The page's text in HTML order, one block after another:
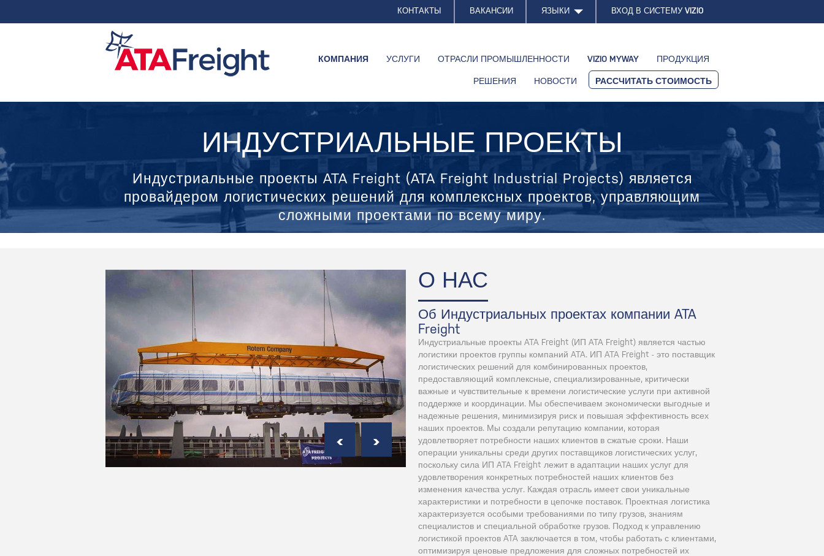
КОНТАКТЫ ВАКАНСИИ ЯЗЫКИ ВХОД В СИСТЕМУ VIZIO
КОМПАНИЯ УСЛУГИ ОТРАСЛИ ПРОМЫШЛЕННОСТИ VIZIO MYWAY ПРОДУКЦИЯ
РЕШЕНИЯ НОВОСТИ РАССЧИТАТЬ СТОИМОСТЬ
ИНДУСТРИАЛЬНЫЕ ПРОЕКТЫ
Индустриальные проекты ATA Freight (ATA Freight Industrial Projects) является
провайдером логистических решений для комплексных проектов, управляющим
сложными проектами по всему миру.
О НАС
Об Индустриальных проектах компании ATA
Freight
Индустриальные проекты ATA Freight (ИП ATA Freight) является частью
логистики проектов группы компаний ATA. ИП ATA Freight - это поставщик
логистических решений для комбинированных проектов,
предоставляющий комплексные, специализированные, критически
важные и чувствительные к времени логистические услуги при активной
поддержке и координации. Мы обеспечиваем экономически выгодные и
надежные решения, минимизируя риск и повышая эффективность всех
наших проектов. Мы создали репутацию компании, которая
удовлетворяет потребности наших клиентов в сжатые сроки. Наши
операции уникальны среди других поставщиков логистических услуг,
поскольку сила ИП ATA Freight лежит в адаптации наших услуг для
удовлетворения конкретных потребностей наших клиентов без
изменения качества услуг. Каждая отрасль имеет свои уникальные
характеристики и потребности в цепочке поставок. Проектная логистика
характеризуется особыми требованиями по типу грузов, знаниям
специалистов и специальной обработке грузов. Подход к управлению
логистикой проектов ATA заключается в том, чтобы работать с клиентами,
оптимизируя ценовые предложения для сложных потребностей их